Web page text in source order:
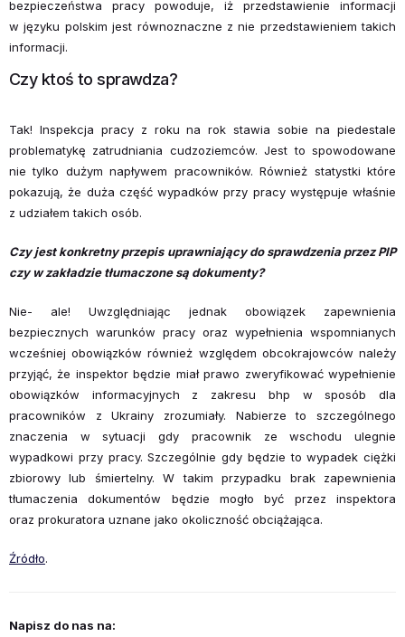
bezpieczeństwa pracy powoduje, iż przedstawienie informacji
w języku polskim jest równoznaczne z nie przedstawieniem takich
informacji.
Czy ktoś to sprawdza?
Tak! Inspekcja pracy z roku na rok stawia sobie na piedestale
problematykę zatrudniania cudzoziemców. Jest to spowodowane
nie tylko dużym napływem pracowników. Również statystki które
pokazują, że duża część wypadków przy pracy występuje właśnie
z udziałem takich osób.
Czy jest konkretny przepis uprawniający do sprawdzenia przez PIP
czy w zakładzie tłumaczone są dokumenty?
Nie- ale! Uwzględniając jednak obowiązek zapewnienia
bezpiecznych warunków pracy oraz wypełnienia wspomnianych
wcześniej obowiązków również względem obcokrajowców należy
przyjąć, że inspektor będzie miał prawo zweryfikować wypełnienie
obowiązków informacyjnych z zakresu bhp w sposób dla
pracowników z Ukrainy zrozumiały. Nabierze to szczególnego
znaczenia w sytuacji gdy pracownik ze wschodu ulegnie
wypadkowi przy pracy. Szczególnie gdy będzie to wypadek ciężki
zbiorowy lub śmiertelny. W takim przypadku brak zapewnienia
tłumaczenia dokumentów będzie mogło być przez inspektora
oraz prokuratora uznane jako okoliczność obciążająca.
Źródło.
Napisz do nas na: